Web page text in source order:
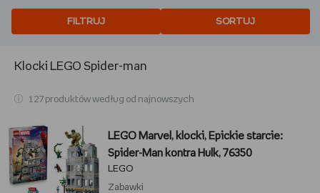
FILTRUJ SORTUJ
Klocki LEGO Spider-man
127 produktów według od najnowszych
LEGO Marvel, klocki, Epickie starcie:
Spider-Man kontra Hulk, 76350
LEGO
Zabawki